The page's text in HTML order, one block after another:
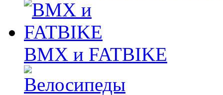
BMX и FATBIKE